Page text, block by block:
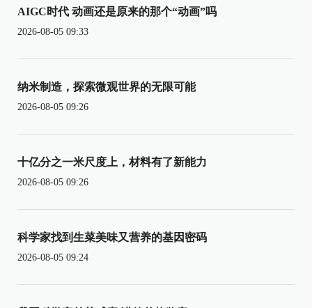
AIGC时代 动画还是原来的那个“动画”吗
2026-08-05 09:33
纳米制造，探索微观世界的无限可能
2026-08-05 09:26
十亿分之一米尺度上，材料有了新能力
2026-08-05 09:26
科学家找到生菜美味又营养的基因密码
2026-08-05 09:24